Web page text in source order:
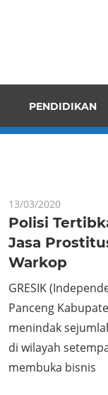
PENDIDIKAN
13/03/2020
Polisi
Jasa
Warkop
GRESIK
Panceng
menindak
di wilayah
membuka bisnis